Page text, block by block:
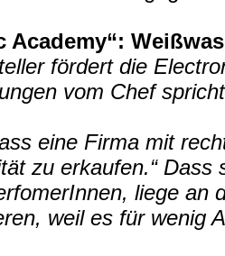
Academy“:
fördert die
vom Chef
eine Firma mit
zu erkaufen.“
liege an
weil es für wenig